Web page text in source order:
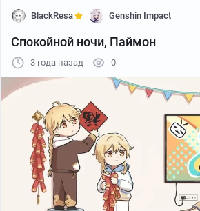
BlackResa Genshin Impact
Спокойной ночи, Паймон
3 года назад 0